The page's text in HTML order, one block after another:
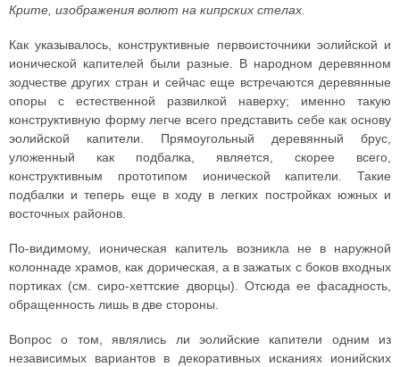
Крите, изображения волют на кипрских стелах.
Как указывалось, конструктивные первоисточники эолийской и
ионической капителей были разные. В народном деревянном
зодчестве других стран и сейчас еще встречаются деревянные
опоры с естественной развилкой наверху; именно такую
конструктивную форму легче всего представить себе как основу
эолийской капители. Прямоугольный деревянный брус,
уложенный как подбалка, является, скорее всего,
конструктивным прототипом ионической капители. Такие
подбалки и теперь еще в ходу в легких постройках южных и
восточных районов.
По-видимому, ионическая капитель возникла не в наружной
колоннаде храмов, как дорическая, а в зажатых с боков входных
портиках (см. сиро-хеттские дворцы). Отсюда ее фасадность,
обращенность лишь в две стороны.
Вопрос о том, являлись ли эолийские капители одним из
независимых вариантов в декоративных исканиях ионийских